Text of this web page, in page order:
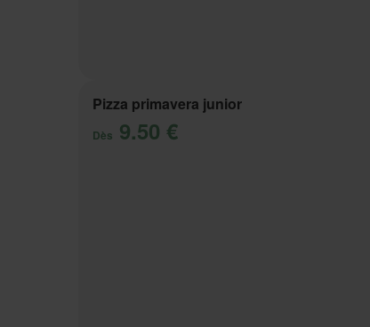
Pizza primavera junior
Dès 9.50 €